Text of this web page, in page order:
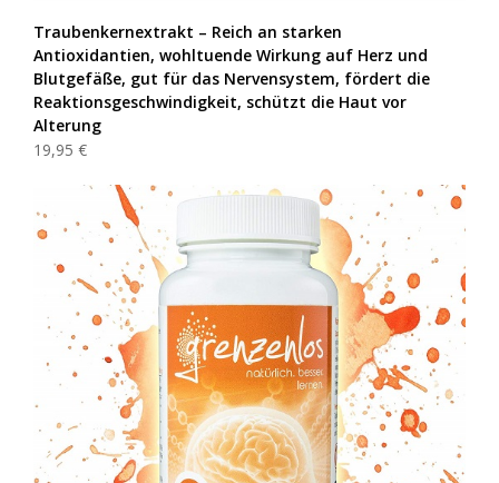
Traubenkernextrakt – Reich an starken
Antioxidantien, wohltuende Wirkung auf Herz und
Blutgefäße, gut für das Nervensystem, fördert die
Reaktionsgeschwindigkeit, schützt die Haut vor
Alterung
19,95 €